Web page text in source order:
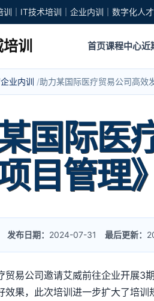
训｜IT技术培训｜企业内训｜数字化人
训 首页课程中心近
企业内训 助力某国际医疗贸易公司高效
国际医
目管理
发布日期： 2024-07-31最后更新：
贸易公司邀请艾威前往企业开展3
效果，此次培训进一步扩大了培